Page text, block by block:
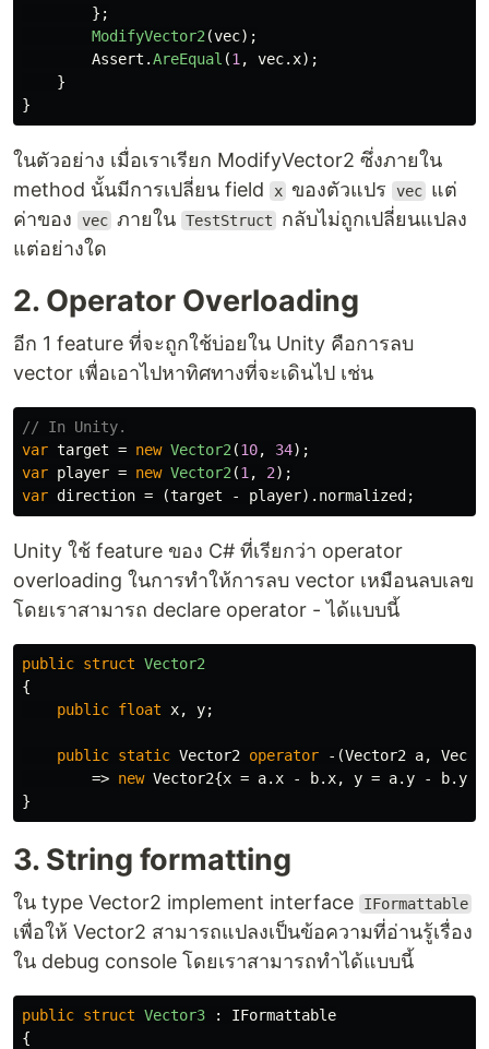
};
ModifyVector2 (vec);
Assert .AreEqual (1 , vec. x);
}
}
ในตัวอย่าง เมื่อเราเรียก ModifyVector2 ซึ่งภายใน
method นั้นมีการเปลี่ยน field
x ของตัวแปร vec แต่
ค่าของ
vec ภายใน TestStruct
กลับไม่ถูกเปลี่ยนแปลง
แต่อย่างใด
2. Operator Overloading
อีก 1 feature ที่จะถูกใช้บ่อยใน Unity คือการลบ
vector เพื่อเอาไปหาทิศทางที่จะเดินไป เช่น
// In Unity.
var target = new Vector2 (10, 34);
var player = new Vector2 (1 , 2);
var direction = (target - player). normalized ;
Unity ใช้ feature ของ C# ที่เรียกว่า operator
overloading ในการทำให้การลบ vector เหมือนลบเลข
โดยเราสามารถ declare operator - ได้แบบนี้
public struct Vector2
{
public float x, y;
public static Vector2 operator -(Vector2 a,
=> new Vector2{x = a. x - b. x, y = a.y - b.y
}
3. String formatting
ใน type Vector2 implement interface IFormattable
เพื่อให้ Vector2 สามารถแปลงเป็นข้อความที่อ่านรู้เรื่อง
ใน debug console โดยเราสามารถทำได้แบบนี้
public struct Vector3 :
IFormattable
{